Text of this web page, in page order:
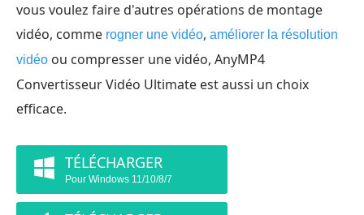
vous voulez faire d'autres opérations de montage
vidéo, comme rogner une vidéo, améliorer la résolution
vidéo ou compresser une vidéo, AnyMP4
Convertisseur Vidéo Ultimate est aussi un choix
efficace.
TÉLÉCHARGER
Pour Windows 11/10/8/7